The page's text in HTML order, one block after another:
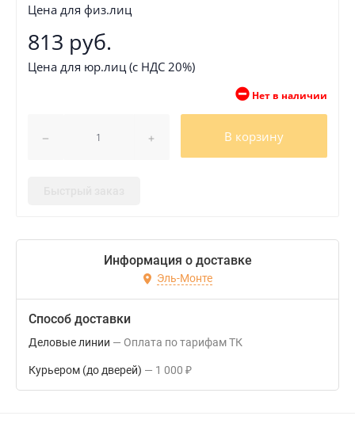
Цена для физ.лиц
813 руб.
Цена для юр.лиц (с НДС 20%)
Нет в наличии
В корзину
Информация о доставке
Эль-Монте
Способ доставки
Деловые линии Оплата по тарифам ТК
Курьером (до дверей) 1 000 ₽